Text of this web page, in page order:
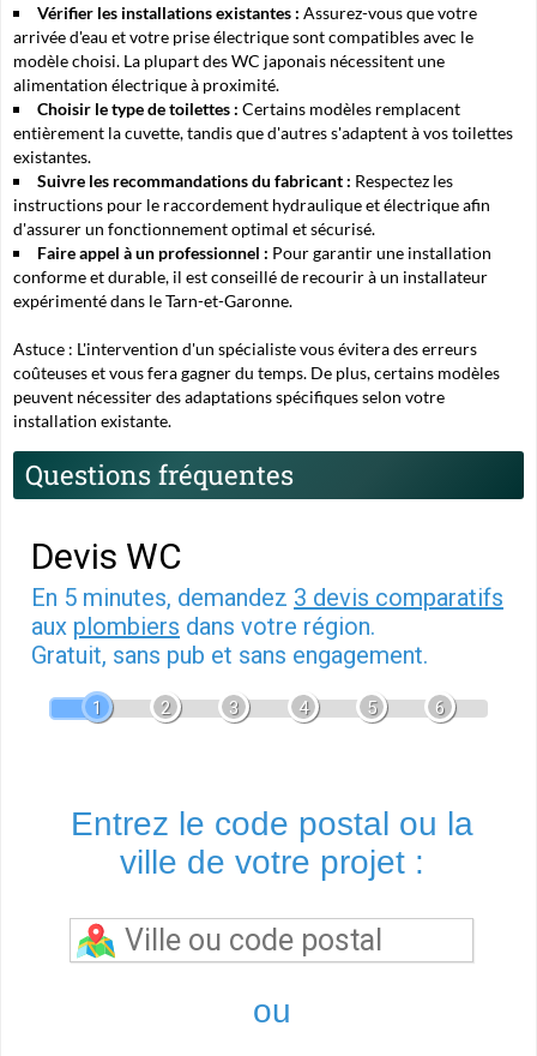
Vérifier les installations existantes : Assurez-vous que votre
arrivée d'eau et votre prise électrique sont compatibles avec le
modèle choisi. La plupart des WC japonais nécessitent une
alimentation électrique à proximité.
Choisir le type de toilettes : Certains modèles remplacent
entièrement la cuvette, tandis que d'autres s'adaptent à vos toilettes
existantes.
Suivre les recommandations du fabricant : Respectez les
instructions pour le raccordement hydraulique et électrique afin
d'assurer un fonctionnement optimal et sécurisé.
Faire appel à un professionnel : Pour garantir une installation
conforme et durable, il est conseillé de recourir à un installateur
expérimenté dans le Tarn-et-Garonne.
Astuce : L'intervention d'un spécialiste vous évitera des erreurs
coûteuses et vous fera gagner du temps. De plus, certains modèles
peuvent nécessiter des adaptations spécifiques selon votre
installation existante.
Questions fréquentes
Devis WC
En 5 minutes, demandez 3 devis comparatifs
aux plombiers dans votre région.
Gratuit, sans pub et sans engagement.
1 2 3 4 5 6
Entrez le code postal ou la
ville de votre projet :
ou